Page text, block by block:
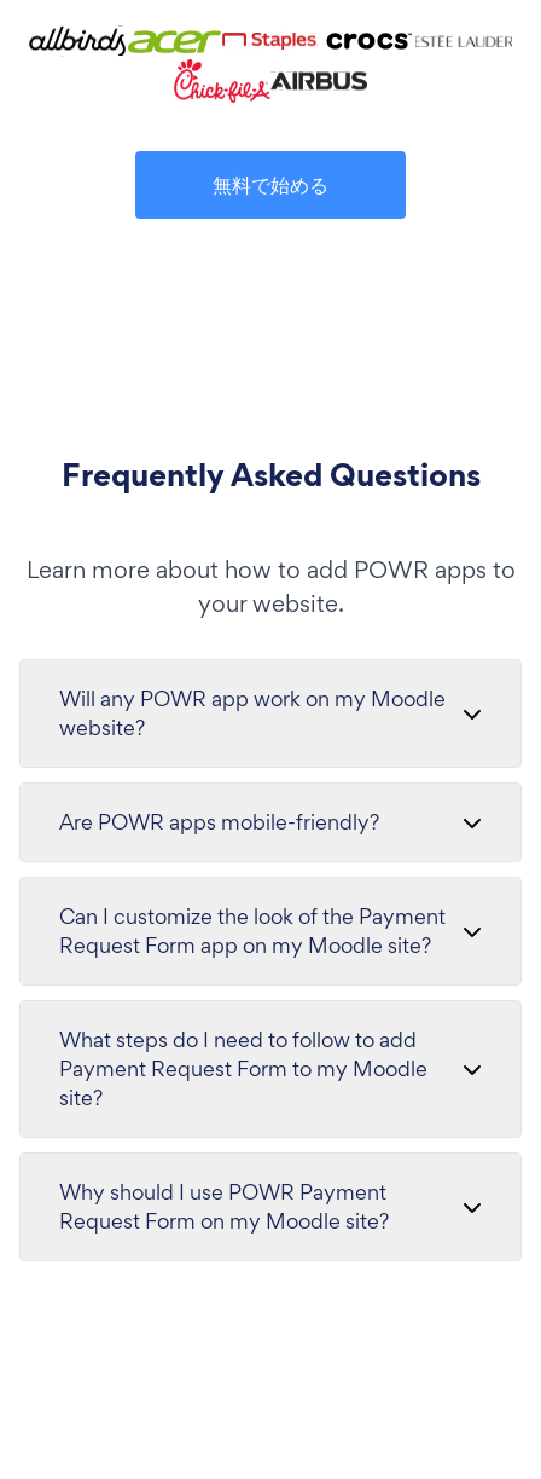
無料で始める
Frequently Asked Questions
Learn more about how to add POWR apps to
your website.
Will any POWR app work on my Moodle
website?
Are POWR apps mobile-friendly?
Can I customize the look of the Payment
Request Form app on my Moodle site?
What steps do I need to follow to add
Payment Request Form to my Moodle
site?
Why should I use POWR Payment
Request Form on my Moodle site?